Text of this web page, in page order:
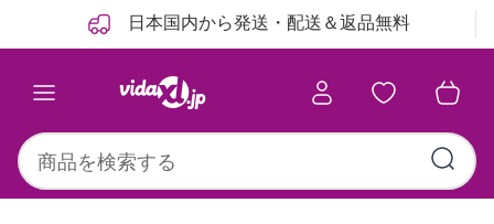
日本国内から発送・配送＆返品無料